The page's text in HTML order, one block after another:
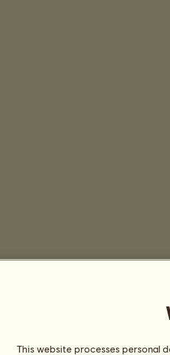
This website processes personal